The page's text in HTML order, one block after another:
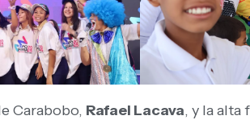
Carabobo, Rafael Lacava, y la alta